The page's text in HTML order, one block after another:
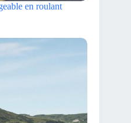
en roulant